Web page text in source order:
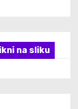
na sliku